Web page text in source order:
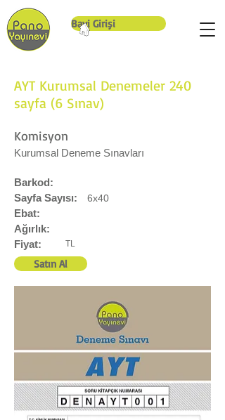
Bayi Girişi
AYT Kurumsal Denemeler 240
sayfa (6 Sınav)
Komisyon
Satın Al
Kurumsal Deneme Sınavları
Barkod:
Sayfa Sayısı:
6x40
Ebat:
Ağırlık:
Fiyat:
TL